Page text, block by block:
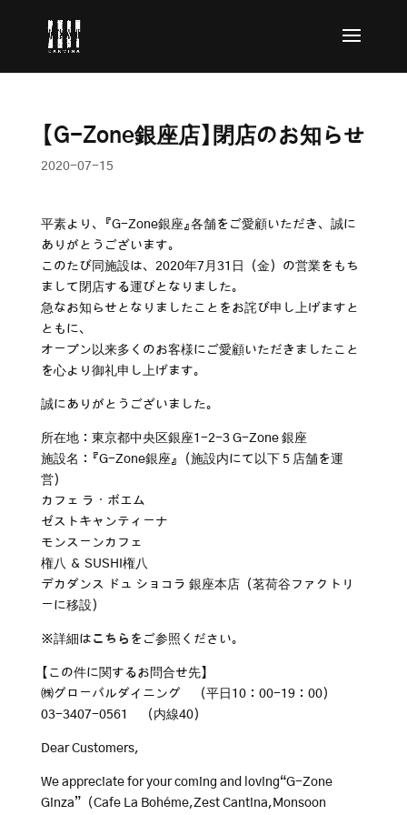
【G-Zone銀座店】閉店のお知らせ
2020-07-15
平素より、『G-Zone銀座』各舗をご愛顧いただき、誠に
ありがとうございます。
このたび同施設は、2020年7月31日（金）の営業をもち
まして閉店する運びとなりました。
急なお知らせとなりましたことをお詫び申し上げますと
ともに、
オープン以来多くのお客様にご愛顧いただきましたこと
を心より御礼申し上げます。
誠にありがとうございました。
所在地：東京都中央区銀座1-2-3 G-Zone 銀座
施設名：『G-Zone銀座』（施設内にて以下５店舗を運
営）
カフェ ラ・ボエム
ゼストキャンティーナ
モンスーンカフェ
権八 ＆ SUSHI権八
デカダンス ドュ ショコラ 銀座本店（茗荷谷ファクトリ
ーに移設）
※詳細は こちら をご参照ください。
【この件に関するお問合せ先】
㈱グローバルダイニング （平日10：00-19：00）
03-3407-0561 （内線40）
Dear Customers,
We appreciate for your coming and loving“G-Zone
Ginza”（Cafe La Bohéme,Zest Cantina,Monsoon